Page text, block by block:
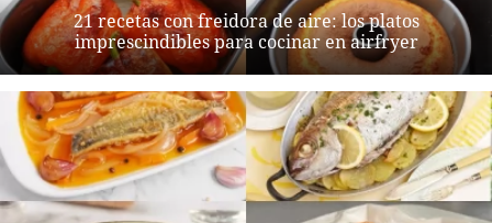
21 recetas con freidora de aire: los platos
imprescindibles para cocinar en airfryer